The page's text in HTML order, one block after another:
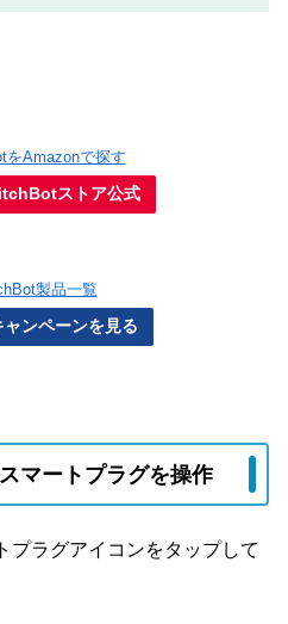
をAmazonで探す
ストア公式
製品一覧
ンペーンを見る
マートプラグを操作
プラグアイコンをタップして